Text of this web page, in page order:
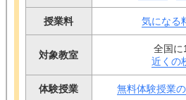
授業料 気になる
対象教室
全国に
近くの
体験授業 無料体験授業